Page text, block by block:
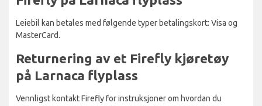
Leiebil kan betales med følgende typer betalingskort: Visa og
MasterCard.
Returnering av et Firefly kjøretøy
på Larnaca flyplass
Vennligst kontakt Firefly for instruksjoner om hvordan du